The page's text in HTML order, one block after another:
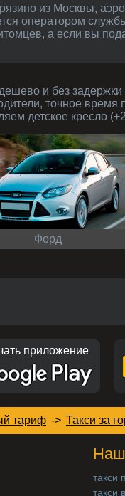
оператором
а если вы
точное время
детское кресло
Форд
приложение
тариф -> Такси за
такси
такси